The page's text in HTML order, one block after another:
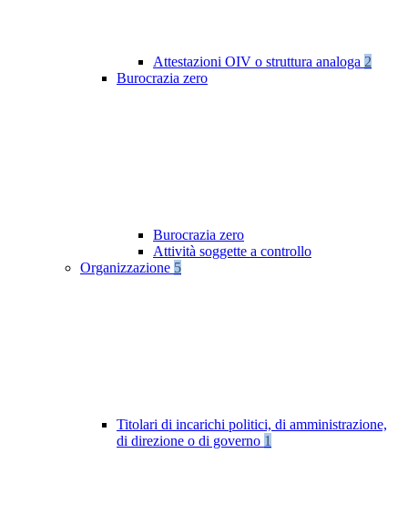
Attestazioni OIV o struttura analoga 2
Burocrazia zero
Burocrazia zero
Attività soggette a controllo
Organizzazione 5
Titolari di incarichi politici, di amministrazione,
di direzione o di governo 1